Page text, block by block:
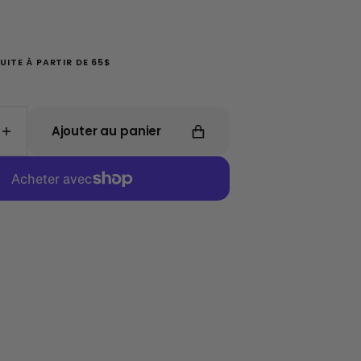
À PARTIR DE 65$
Augmenter
la
quantité
de
Verre
Ajouter au panier